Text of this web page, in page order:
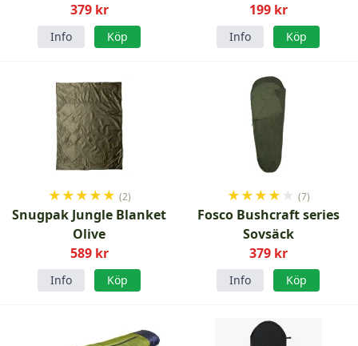
379 kr
Info Köp
199 kr
Info Köp
★★★★★ (2)
Snugpak Jungle Blanket
Olive
589 kr
Info Köp
★★★★ ★ (7)
Fosco Bushcraft series
Sovsäck
379 kr
Info Köp